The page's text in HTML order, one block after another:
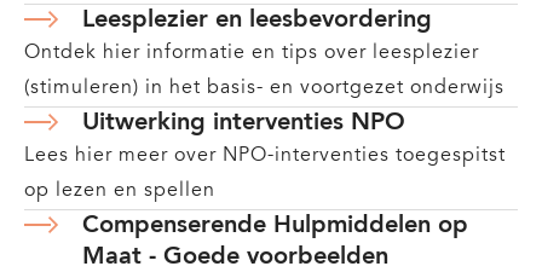
Leesplezier en leesbevordering
Ontdek hier informatie en tips over leesplezier
(stimuleren) in het basis- en voortgezet onderwijs
Uitwerking interventies NPO
Lees hier meer over NPO-interventies toegespitst
op lezen en spellen
Compenserende Hulpmiddelen op
Maat - Goede voorbeelden